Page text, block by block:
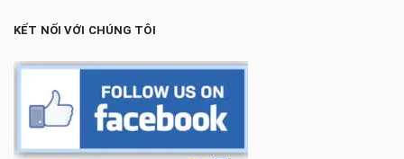
KẾT NỐI VỚI CHÚNG TÔI